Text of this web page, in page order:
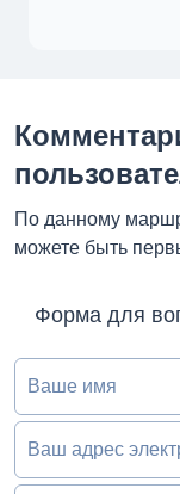
По данному
можете быть
Форма для
Ваше имя
Ваш адрес